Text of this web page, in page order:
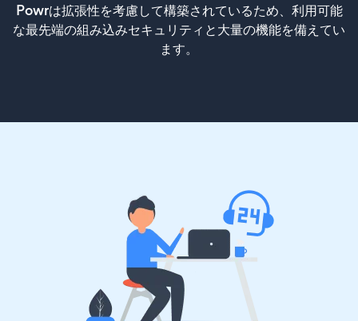
Powrは拡張性を考慮して構築されているため、利用可能
な最先端の組み込みセキュリティと大量の機能を備えてい
ます。